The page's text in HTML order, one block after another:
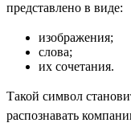
представлено в виде:
изображения;
слова;
их сочетания.
Такой символ
распознавать